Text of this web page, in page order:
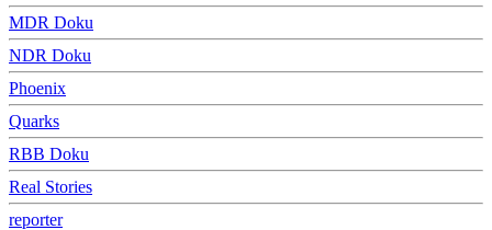
MDR Doku
NDR Doku
Phoenix
Quarks
RBB Doku
Real Stories
reporter